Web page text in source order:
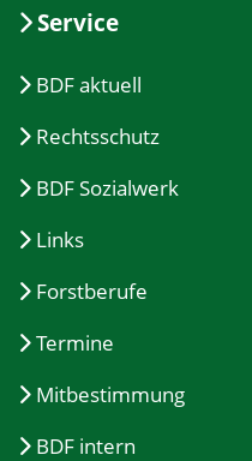
Service
BDF aktuell
Rechtsschutz
BDF Sozialwerk
Links
Forstberufe
Termine
Mitbestimmung
BDF intern